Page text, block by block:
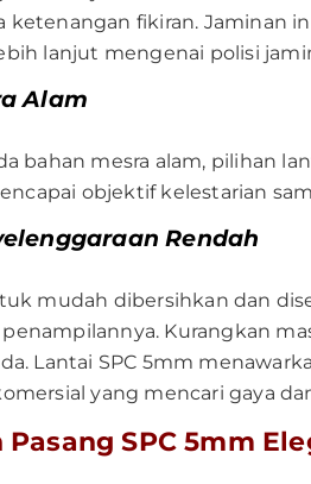
ketenangan fikiran. Jaminan
lanjut mengenai polisi
Alam
bahan mesra alam, pilihan
objektif kelestarian
Rendah
mudah dibersihkan dan
Kurangkan
Lantai SPC 5mm
yang mencari gaya
SPC 5mm